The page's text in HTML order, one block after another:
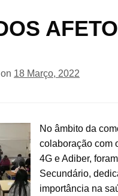
on 18 Março, 2022
No âmbito da
colaboração com
4G e Adiber,
Secundário,
importância na